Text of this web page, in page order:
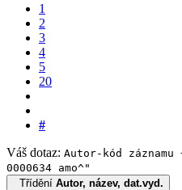
1
2
3
4
5
20
#
Váš dotaz: Autor-kód
0000634 amo^"
Třídění Autor, název, dat.vyd.